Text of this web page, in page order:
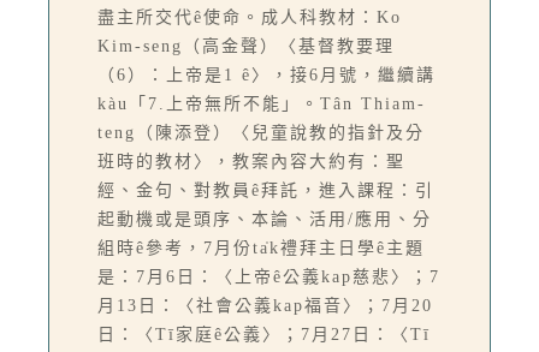
盡主所交代ê使命。成人科教材：Ko
Kim-seng（高金聲）〈基督教要理
（6）：上帝是1 ê〉，接6月號，繼續講
kàu「7.上帝無所不能」。Tân Thiam-
teng（陳添登）〈兒童說教的指針及分
班時的教材〉，教案內容大約有：聖
經、金句、對教員ê拜託，進入課程：引
起動機或是頭序、本論、活用/應用、分
組時ê參考，7月份ta̍k禮拜主日學ê主題
是：7月6日：〈上帝ê公義kap慈悲〉；7
月13日：〈社會公義kap福音〉；7月20
日：〈Tī家庭ê公義〉；7月27日：〈Tī